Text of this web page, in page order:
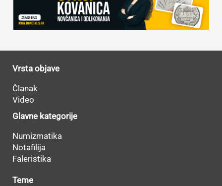
Vrsta objave
Članak
Video
Glavne kategorije
Numizmatika
Notafilija
Faleristika
Teme